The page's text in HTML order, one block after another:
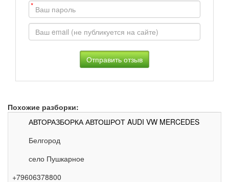
*
Похожие разборки:
АВТОРАЗБОРКА АВТОШРОТ AUDI VW MERCEDES
Белгород
село Пушкарное
+79606378800